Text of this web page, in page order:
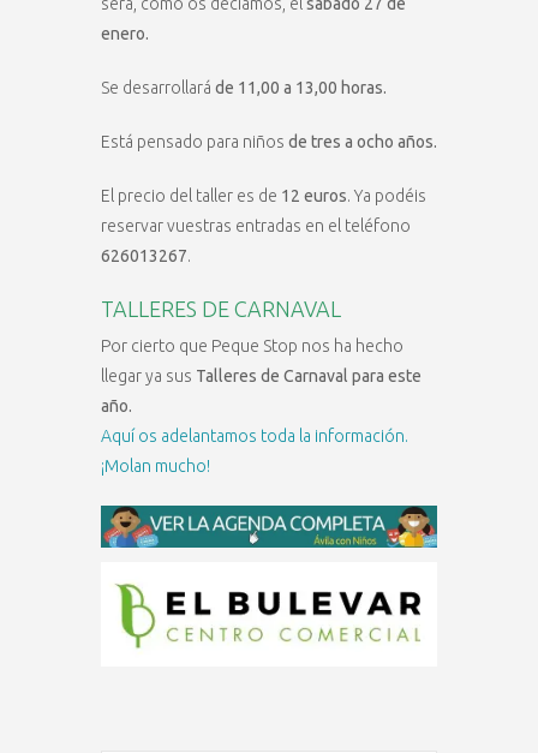
enero.
Se desarrollará de 11,00 a 13,00 horas.
Está pensado para niños de tres a ocho años.
El precio del taller es de 12 euros. Ya podéis
reservar vuestras entradas en el teléfono
626013267.
TALLERES DE CARNAVAL
Por cierto que Peque Stop nos ha hecho
llegar ya sus Talleres de Carnaval para este
año.
Aquí os adelantamos toda la información.
¡Molan mucho!